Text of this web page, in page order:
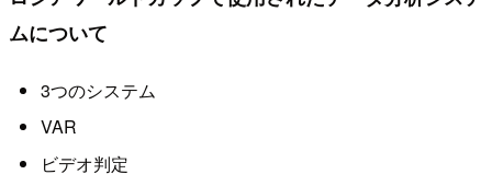
ムについて
3つのシステム
VAR
ビデオ判定